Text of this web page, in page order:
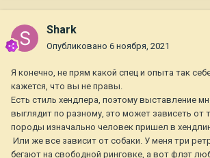
Shark
Опубликовано 6 ноября, 2021
Я конечно, не прям какой спец и опыта так
кажется, что вы не правы.
Есть стиль хендлера, поэтому выставление
выглядит по разному, это может зависеть от
породы изначально человек пришел в
Или же все зависит от собаки. У меня три
бегают на свободной ринговке, а вот флэт